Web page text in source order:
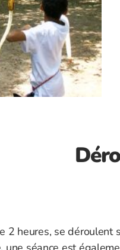
2 heures, se